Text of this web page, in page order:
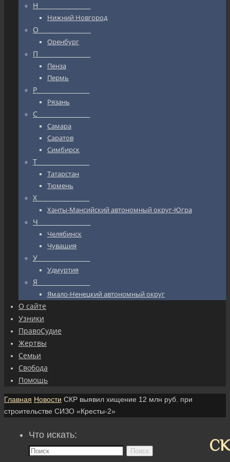
Н_________________
Нижний Новгород
О_________________
Оренбург
П_________________
Пенза
Пермь
Р_________________
Рязань
С_________________
Самара
Саратов
Симбирск
Т_________________
Татарстан
Тюмень
Х_________________
Ханты-Мансийский автономный округ-Югра
Ч_________________
Челябинск
Чувашия
У_________________
Удмуртия
Я_________________
Ямало-Ненецкий автономный округ
О сайте
Узники
ПравоСудие
Жертвы
Семьи
Свобода
Помощь
Главная Новости СКР выявил хищение 12 млн руб. при
строительстве СИЗО «Кресты-2»
Что искать:
Поиск